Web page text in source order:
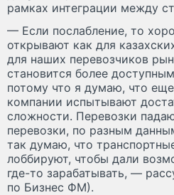
рамках интеграции между
— Если послабление, то
открывают как для
для наших перевозчиков
становится более
потому что я думаю, что
компании испытывают
сложности. Перевозки
перевозки, по разным
так думаю, что
лоббируют, чтобы дали
где-то зарабатывать, —
по Бизнес ФМ).